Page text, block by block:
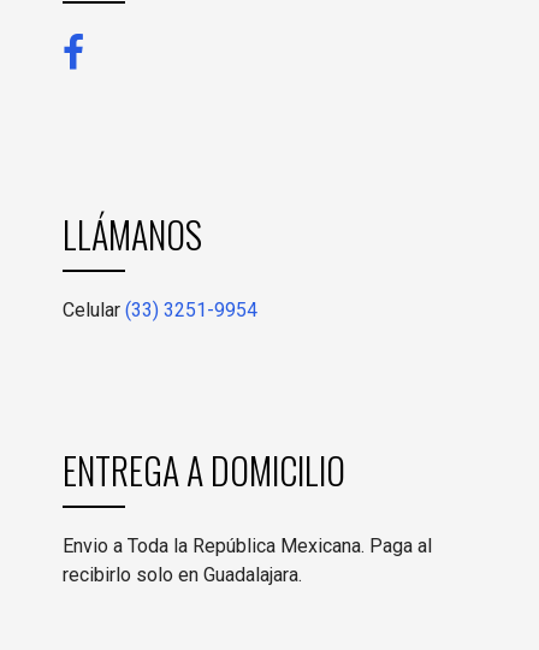
LLÁMANOS
Celular (33) 3251-9954
ENTREGA A DOMICILIO
Envio a Toda la República Mexicana. Paga al
recibirlo solo en Guadalajara.